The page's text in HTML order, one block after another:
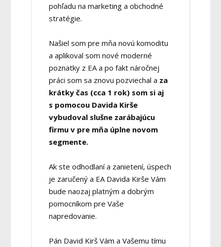
pohľadu na marketing a obchodné
stratégie.
Našiel som pre mňa novú komoditu
a aplikoval som nové moderné
poznatky z EA a po fakt náročnej
práci som sa znovu pozviechal a za
krátky čas (cca 1 rok) som si aj
s pomocou Davida Kirše
vybudoval slušne zarábajúcu
firmu v pre mňa úplne novom
segmente.
Ak ste odhodlaní a zanietení, úspech
je zaručený a EA Davida Kirše Vám
bude naozaj platným a dobrým
pomocníkom pre Vaše
napredovanie.
Pán David Kirš Vám a Vašemu tímu